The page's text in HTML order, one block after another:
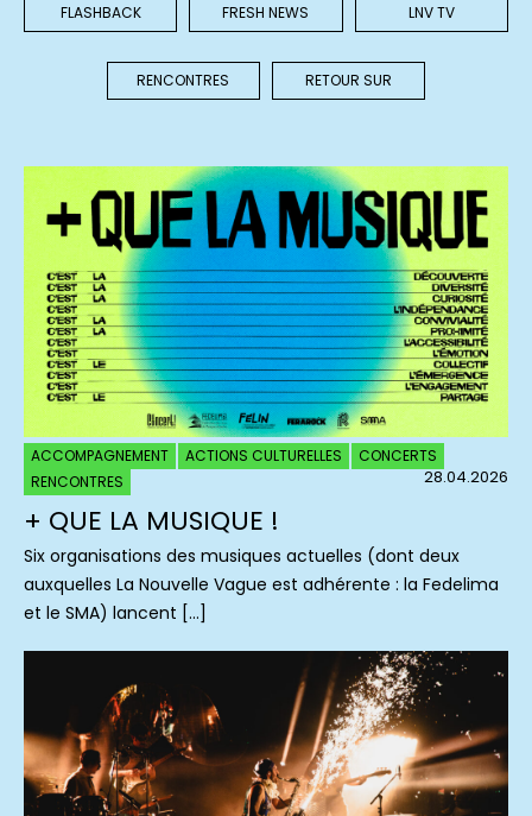
FLASHBACK FRESH NEWS LNV TV
RENCONTRES RETOUR SUR
ACCOMPAGNEMENT ACTIONS CULTURELLES
CONCERTS
RENCONTRES
28.04.2026
+ QUE LA MUSIQUE !
Six organisations des musiques actuelles (dont deux
auxquelles La Nouvelle Vague est adhérente : la Fedelima
et le SMA) lancent […]